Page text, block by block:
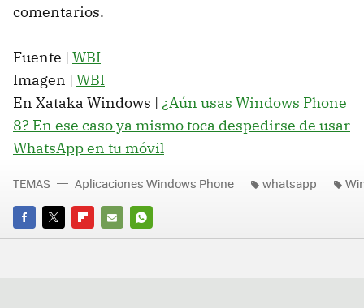
comentarios.
Fuente | WBI
Imagen | WBI
En Xataka Windows | ¿Aún usas Windows Phone
8? En ese caso ya mismo toca despedirse de usar
WhatsApp en tu móvil
FACEBOOK
TWITTERFLIPBOARD
E-
WHATSAPP
TEMAS Aplicaciones Windows Phone whatsapp